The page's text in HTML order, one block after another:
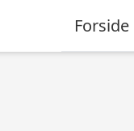
Forside